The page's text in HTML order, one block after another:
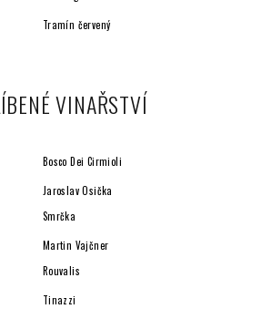
i
Tramín červený
VINAŘSTVÍ
Bosco Dei Cirmioli
Jaroslav Osička
Smrčka
Martin Vajčner
Rouvalis
Tinazzi